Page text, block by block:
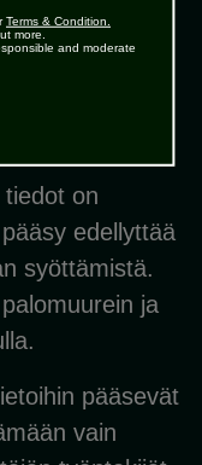
on
edellyttää
syöttämistä.
ja
pääsevät
vain
Terms & Condition.
more.
and moderate